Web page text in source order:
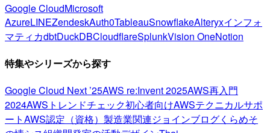
Google CloudMicrosoft
AzureLINEZendeskAuth0TableauSnowflakeAlteryxインフォ
マティカdbtDuckDBCloudflareSplunkVision OneNotion
特集やシリーズから探す
Google Cloud Next ’25AWS re:Invent 2025AWS再入門
2024AWSトレンドチェック初心者向けAWSテクニカルサポ
ートAWS認定（資格） 製造業関連ジョインブログくらめそ